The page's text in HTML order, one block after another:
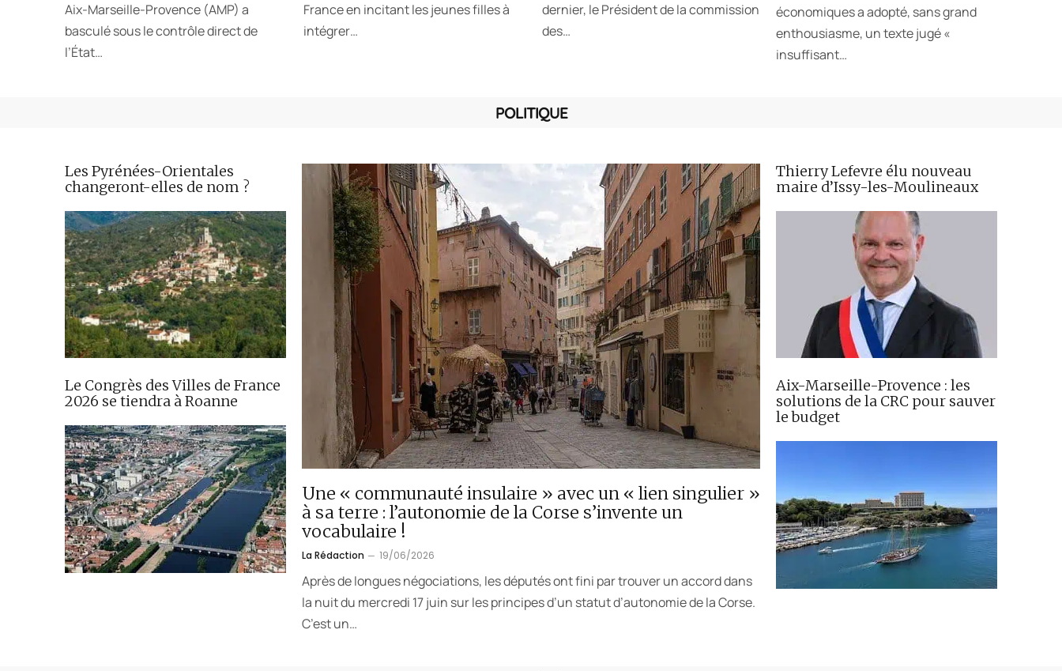
Aix-Marseille-Provence (AMP) a
basculé sous le contrôle direct de
l’État…
France en incitant les jeunes filles à
intégrer…
dernier, le Président de la commission
des…
économiques a adopté, sans grand
enthousiasme, un texte jugé «
insuffisant…
POLITIQUE
Les Pyrénées-Orientales
changeront-elles de nom ?
Le Congrès des Villes de France
2026 se tiendra à Roanne
Une « communauté insulaire » avec un « lien singulier »
à sa terre : l’autonomie de la Corse s’invente un
vocabulaire !
La Rédaction 19/06/2026
Après de longues négociations, les députés ont fini par trouver un accord dans
la nuit du mercredi 17 juin sur les principes d’un statut d’autonomie de la Corse.
C’est un…
Thierry Lefevre élu nouveau
maire d’Issy-les-Moulineaux
Aix-Marseille-Provence : les
solutions de la CRC pour sauver
le budget